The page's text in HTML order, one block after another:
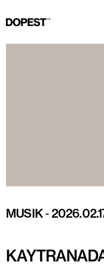
MUSIK-